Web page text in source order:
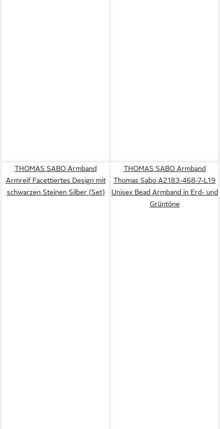
THOMAS SABO Armband
Armreif Facettiertes Design mit
schwarzen Steinen Silber (Set)
THOMAS SABO Armband
Thomas Sabo A2183-468-7-L19
Unisex Bead Armband in Erd- und
Grüntöne